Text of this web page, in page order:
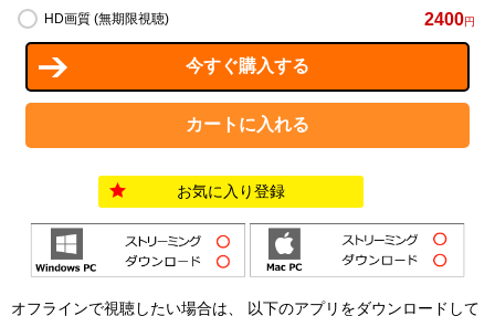
HD画質 (無期限視聴) 2400円
お気に入り登録
オフラインで視聴したい場合は、 以下のアプリをダウンロードして